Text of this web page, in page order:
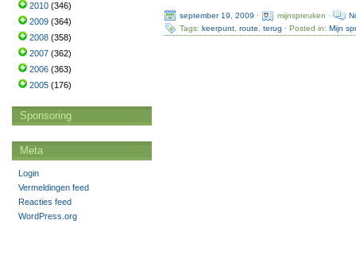
september 19, 2009 · mijnspreuken ·
Tags: keerpunt, route terug · Posted in: Mijn
2010 (346)
2009 (364)
2008 (358)
2007 (362)
2006 (363)
2005 (176)
Sponsoring
Meta
Login
Vermeldingen feed
Reacties feed
WordPress.org